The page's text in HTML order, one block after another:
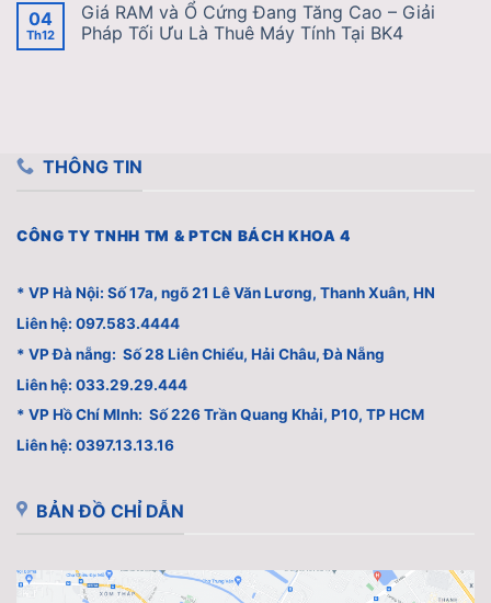
04
Th12
Giá RAM và Ổ Cứng Đang Tăng Cao – Giải
Pháp Tối Ưu Là Thuê Máy Tính Tại BK4
THÔNG TIN
CÔNG TY TNHH TM & PTCN BÁCH KHOA 4
* VP Hà Nội: Số 17a, ngõ 21 Lê Văn Lương, Thanh Xuân, HN
Liên hệ: 097.583.4444
* VP Đà nẵng: Số 28 Liên Chiểu, Hải Châu, Đà Nẵng
Liên hệ: 033.29.29.444
* VP Hồ Chí MInh: Số 226 Trần Quang Khải, P10, TP HCM
Liên hệ: 0397.13.13.16
BẢN ĐỒ CHỈ DẪN